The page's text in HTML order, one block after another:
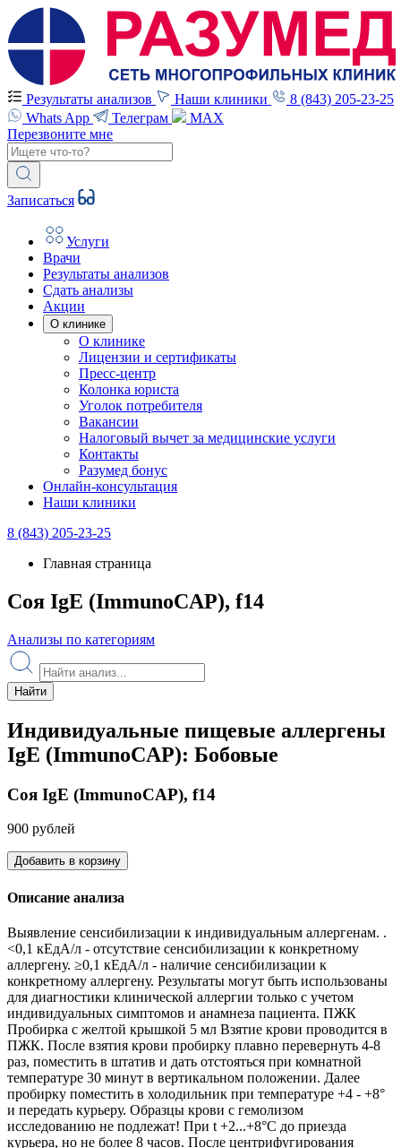
Результаты анализов Наши клиники
8 (843) 205-23-25
Whats App
Телеграм
MAX
Перезвоните мне
Записаться
Услуги
Врачи
Результаты анализов
Сдать анализы
Акции
О клинике
О клинике
Лицензии и сертификаты
Пресс-центр
Колонка юриста
Уголок потребителя
Вакансии
Налоговый вычет за медицинские услуги
Контакты
Разумед бонус
Онлайн-консультация
Наши клиники
8 (843) 205-23-25
Главная страница
Соя IgE (ImmunoCAP), f14
Анализы по категориям
Найти
Индивидуальные пищевые аллергены
IgE (ImmunoCAP): Бобовые
Соя IgE (ImmunoCAP), f14
900 рублей
Добавить в корзину
Описание анализа
Выявление сенсибилизации к индивидуальным аллергенам. .
<0,1 кЕдА/л - отсутствие сенсибилизации к конкретному
аллергену. ≥0,1 кЕдА/л - наличие сенсибилизации к
конкретному аллергену. Результаты могут быть использованы
для диагностики клинической аллергии только с учетом
индивидуальных симптомов и анамнеза пациента. ПЖК
Пробирка с желтой крышкой 5 мл Взятие крови проводится в
ПЖК. После взятия крови пробирку плавно перевернуть 4-8
раз, поместить в штатив и дать отстояться при комнатной
температуре 30 минут в вертикальном положении. Далее
пробирку поместить в холодильник при температуре +4 - +8°
и передать курьеру. Образцы крови с гемолизом
исследованию не подлежат! При t +2...+8°С до приезда
курьера, но не более 8 часов. После центрифугирования